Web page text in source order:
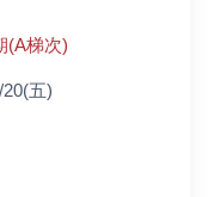
(A梯次)
五)